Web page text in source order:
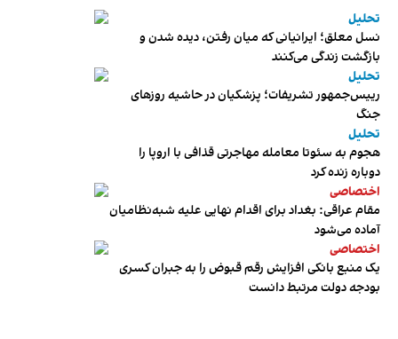
تحلیل
نسل معلق؛ ایرانیانی که میان رفتن، دیده شدن و
بازگشت زندگی می‌کنند
تحلیل
رییس‌جمهور تشریفات؛ پزشکیان در حاشیه روزهای
جنگ
تحلیل
هجوم به سئوتا معامله مهاجرتی قذافی با اروپا را
دوباره زنده کرد
اختصاصی
مقام عراقی: بغداد برای اقدام نهایی علیه شبه‌نظامیان
آماده می‌شود
اختصاصی
یک منبع بانکی افزایش رقم قبوض را به جبران کسری
بودجه دولت مرتبط دانست